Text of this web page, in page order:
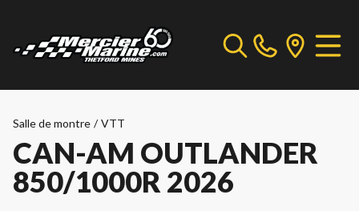
Salle de montre / VTT
CAN-AM OUTLANDER
850/1000R 2026